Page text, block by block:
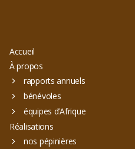
Accueil
À propos
rapports annuels
bénévoles
équipes d’Afrique
Réalisations
nos pépinières